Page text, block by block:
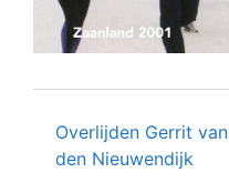
Overlijden Gerrit van
den Nieuwendijk